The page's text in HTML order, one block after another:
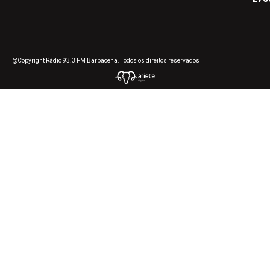
@Copyright Rádio 93.3 FM Barbacena. Todos os direitos reservados